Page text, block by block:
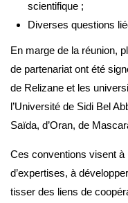
scientifique ;
Diverses questions
En marge de la réunion,
de partenariat ont été
de Relizane et les
l’Université de Sidi Bel
Saïda, d’Oran, de
Ces conventions visent à
d’expertises, à
tisser des liens de